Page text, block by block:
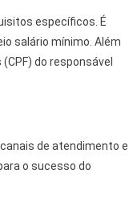
específicos. É
salário mínimo. Além
do responsável
de atendimento e
o sucesso do